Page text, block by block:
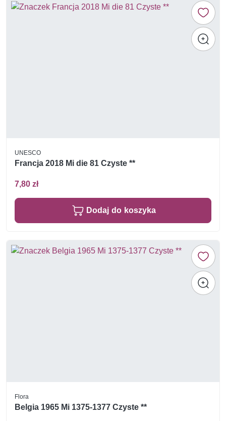
UNESCO
Francja 2018 Mi die 81 Czyste **
7,80 zł
Dodaj do koszyka
Flora
Belgia 1965 Mi 1375-1377 Czyste **